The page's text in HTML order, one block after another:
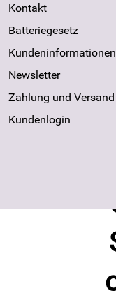
Kontakt
Batteriegesetz
Kundeninformationen
Newsletter
Zahlung und Versand
Kundenlogin